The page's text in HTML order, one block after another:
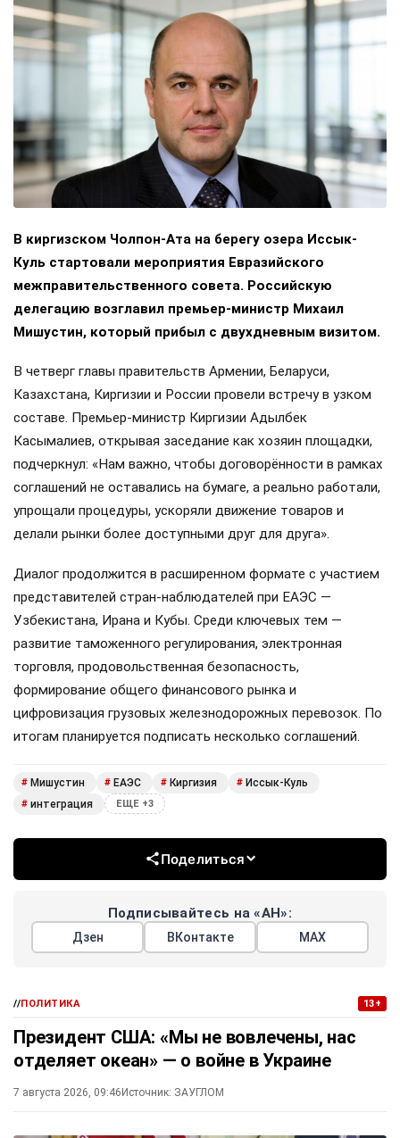
В киргизском Чолпон-Ата на берегу озера Иссык-
Куль стартовали мероприятия Евразийского
межправительственного совета. Российскую
делегацию возглавил премьер-министр Михаил
Мишустин, который прибыл с двухдневным визитом.
В четверг главы правительств Армении, Беларуси,
Казахстана, Киргизии и России провели встречу в узком
составе. Премьер-министр Киргизии Адылбек
Касымалиев, открывая заседание как хозяин площадки,
подчеркнул: «Нам важно, чтобы договорённости в рамках
соглашений не оставались на бумаге, а реально работали,
упрощали процедуры, ускоряли движение товаров и
делали рынки более доступными друг для друга».
Диалог продолжится в расширенном формате с участием
представителей стран-наблюдателей при ЕАЭС —
Узбекистана, Ирана и Кубы. Среди ключевых тем —
развитие таможенного регулирования, электронная
торговля, продовольственная безопасность,
формирование общего финансового рынка и
цифровизация грузовых железнодорожных перевозок. По
итогам планируется подписать несколько соглашений.
# Мишустин # ЕАЭС # Киргизия # Иссык-Куль
# интеграция ЕЩЕ +3
Поделиться
Подписывайтесь на «АН»:
Дзен ВКонтакте МАХ
//ПОЛИТИКА 13+
Президент США: «Мы не вовлечены, нас
отделяет океан» — о войне в Украине
7 августа 2026, 09:46 Источник: ЗАУГЛОМ